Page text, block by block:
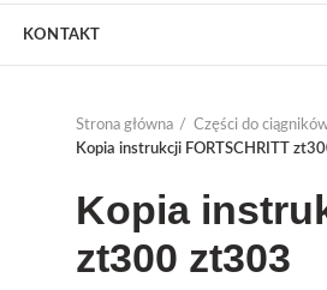
KONTAKT
Strona główna Części do
Kopia instrukcji FORTSCHRITT
Kopia
zt300 zt303